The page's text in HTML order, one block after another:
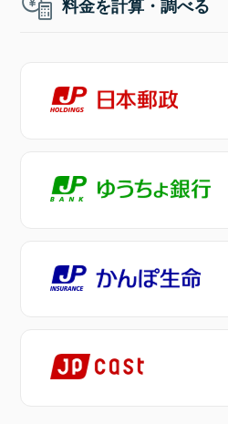
料金を計算・調べる